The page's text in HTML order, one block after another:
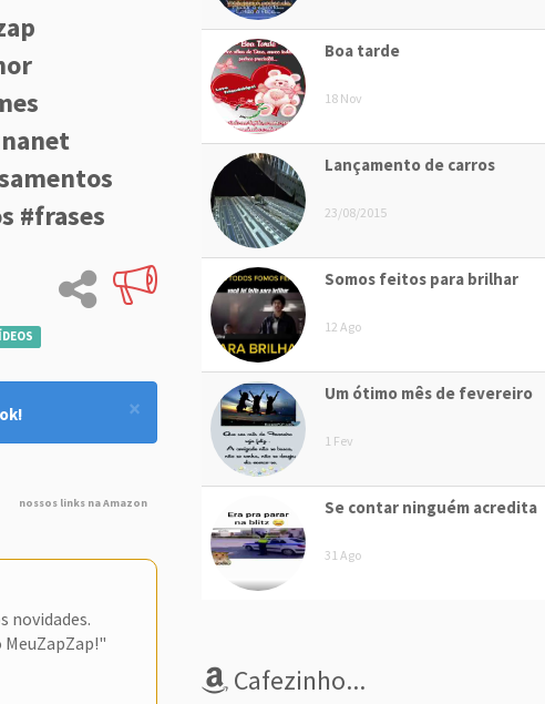
#frases
×
nossos links na Amazon
novidades.
Boa tarde
18 Nov
Lançamento de carros
23/08/2015
Somos feitos para brilhar
12 Ago
Um ótimo mês de fevereiro
1 Fev
Se contar ninguém acredita
31 Ago
Cafezinho...